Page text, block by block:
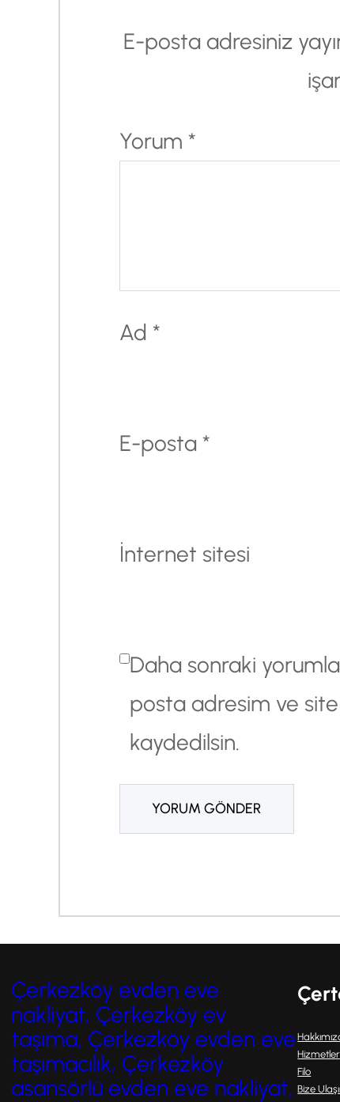
E-posta adresiniz
Yorum *
Ad *
E-posta *
İnternet sitesi
Daha sonraki
posta adresim ve
kaydedilsin.
Çerkezköy evden eve
nakliyat, Çerkezköy ev
taşıma, Çerkezköy evden eve
taşımacılık, Çerkezköy
asansörlü evden eve nakliyat,
Hizmetler
Filo
Bize